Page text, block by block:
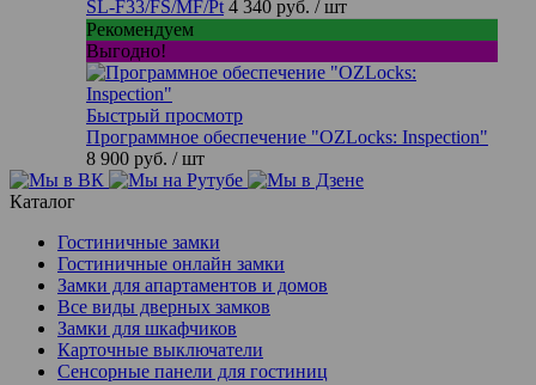
SL-F33/FS/MF/Pt 4 340 руб. / шт
Рекомендуем
Выгодно!
Быстрый просмотр
Программное обеспечение "OZLocks: Inspection"
8 900 руб. / шт
Каталог
Гостиничные замки
Гостиничные онлайн замки
Замки для апартаментов и домов
Все виды дверных замков
Замки для шкафчиков
Карточные выключатели
Сенсорные панели для гостиниц